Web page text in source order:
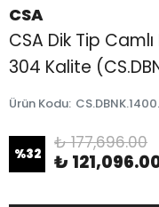
CSA
CSA Dik Tip Camlı
304 Kalite
Ürün Kodu:
%32
₺ 177,696.00
₺